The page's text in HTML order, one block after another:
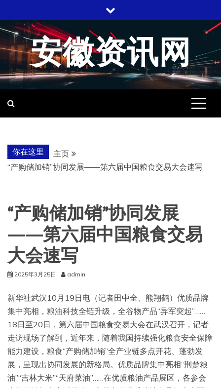
至
内
容
安徽资讯网
你在这里
主页
“产购储加销”协同发展——第六届中国粮食交易大会速写
“产购储加销”协同发展
——第六届中国粮食交易
大会速写
2025年3月25日 admin
新华社武汉10月19日电（记者田中全、熊翔鹤）优质品牌
集中亮相，粮油科技全链升级，全谷物产品“异军突起”……
18日至20日，第六届中国粮食交易大会在武汉召开，记者
走访现场了解到，近年来，随着我国持续强化粮食安全保障
能力建设，粮食“产购储加销”全产业链多点开花、蓬勃发
展，呈现出协同发展的新格局。优质品牌集中亮相“荆楚粮
油”“吉林大米”“天府菜油”……在优质粮油产品展区，各参会